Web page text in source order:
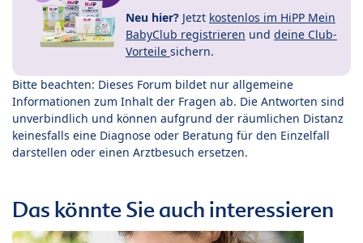
Neu hier? Jetzt kostenlos im HiPP Mein
BabyClub registrieren und deine Club-
Vorteile sichern.
Bitte beachten: Dieses Forum bildet nur allgemeine
Informationen zum Inhalt der Fragen ab. Die Antworten sind
unverbindlich und können aufgrund der räumlichen Distanz
keinesfalls eine Diagnose oder Beratung für den Einzelfall
darstellen oder einen Arztbesuch ersetzen.
Das könnte Sie auch interessieren